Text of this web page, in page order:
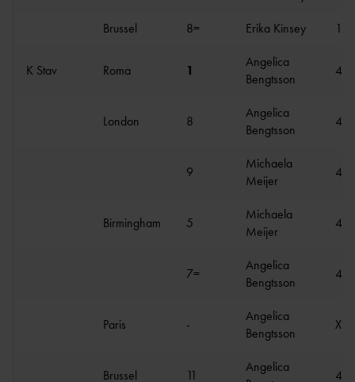
Brussel
8= Erika Kinsey
K Stav Roma 1
Angelica
Bengtsson
London 8
Angelica
Bengtsson
9
Michaela
Meijer
Birmingham 5
Michaela
Meijer
7=
Angelica
Bengtsson
Paris -
Angelica
Bengtsson
X
Brussel 11
Angelica